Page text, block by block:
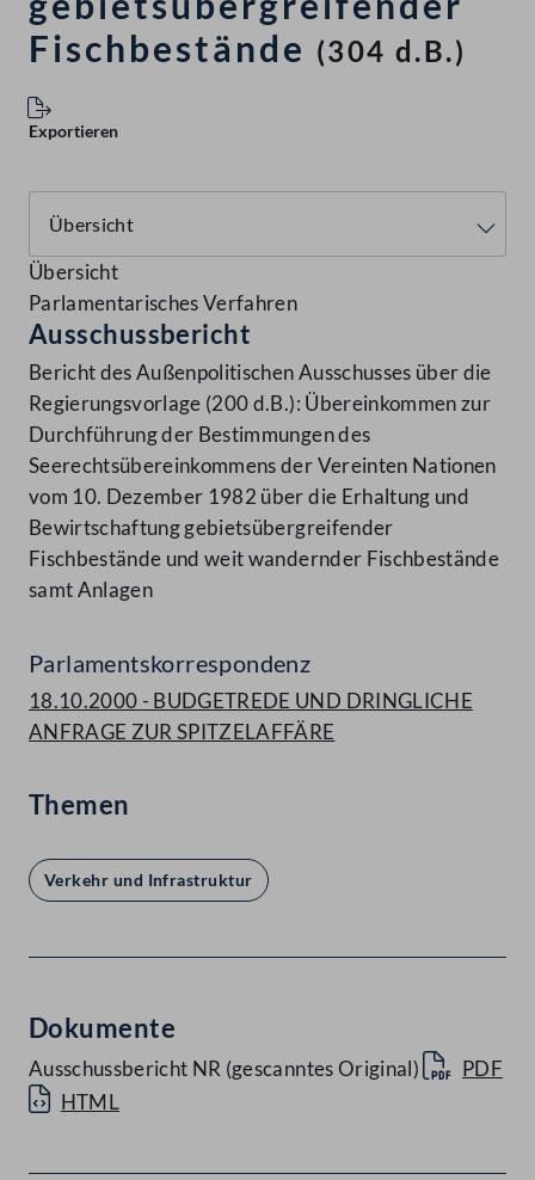
Fischbestände (304 d.B.)
Exportieren
Übersicht
Parlamentarisches Verfahren
Ausschussbericht
Bericht des Außenpolitischen Ausschusses über die
Regierungsvorlage (200 d.B.): Übereinkommen zur
Durchführung der Bestimmungen des
Seerechtsübereinkommens der Vereinten Nationen
vom 10. Dezember 1982 über die Erhaltung und
Bewirtschaftung gebietsübergreifender
Fischbestände und weit wandernder Fischbestände
samt Anlagen
Parlamentskorrespondenz
18.10.2000 - BUDGETREDE UND DRINGLICHE
ANFRAGE ZUR SPITZELAFFÄRE
Themen
Verkehr und Infrastruktur
Dokumente
Ausschussbericht NR (gescanntes Original)
PDF
HTML